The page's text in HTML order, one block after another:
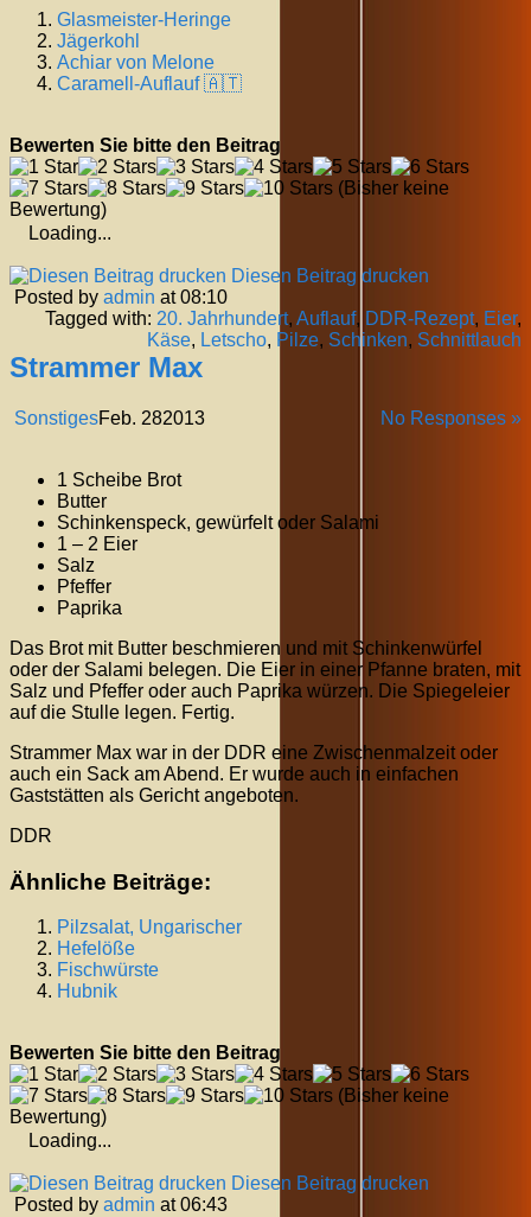
Glasmeister-Heringe
Jägerkohl
Achiar von Melone
Caramell-Auflauf 🇦🇹
Bewerten Sie bitte den Beitrag
(Bisher keine
Bewertung)
Loading...
Diesen Beitrag drucken
Posted by admin at 08:10
Tagged with: 20. Jahrhundert, Auflauf, DDR-Rezept, Eier,
Käse, Letscho, Pilze, Schinken, Schnittlauch
Strammer Max
Sonstiges No Responses »
Feb. 282013
1 Scheibe Brot
Butter
Schinkenspeck, gewürfelt oder Salami
1 – 2 Eier
Salz
Pfeffer
Paprika
Das Brot mit Butter beschmieren und mit Schinkenwürfel
oder der Salami belegen. Die Eier in einer Pfanne braten, mit
Salz und Pfeffer oder auch Paprika würzen. Die Spiegeleier
auf die Stulle legen. Fertig.
Strammer Max war in der DDR eine Zwischenmalzeit oder
auch ein Sack am Abend. Er wurde auch in einfachen
Gaststätten als Gericht angeboten.
DDR
Ähnliche Beiträge:
Pilzsalat, Ungarischer
Hefelöße
Fischwürste
Hubnik
Bewerten Sie bitte den Beitrag
(Bisher keine
Bewertung)
Loading...
Diesen Beitrag drucken
Posted by admin at 06:43